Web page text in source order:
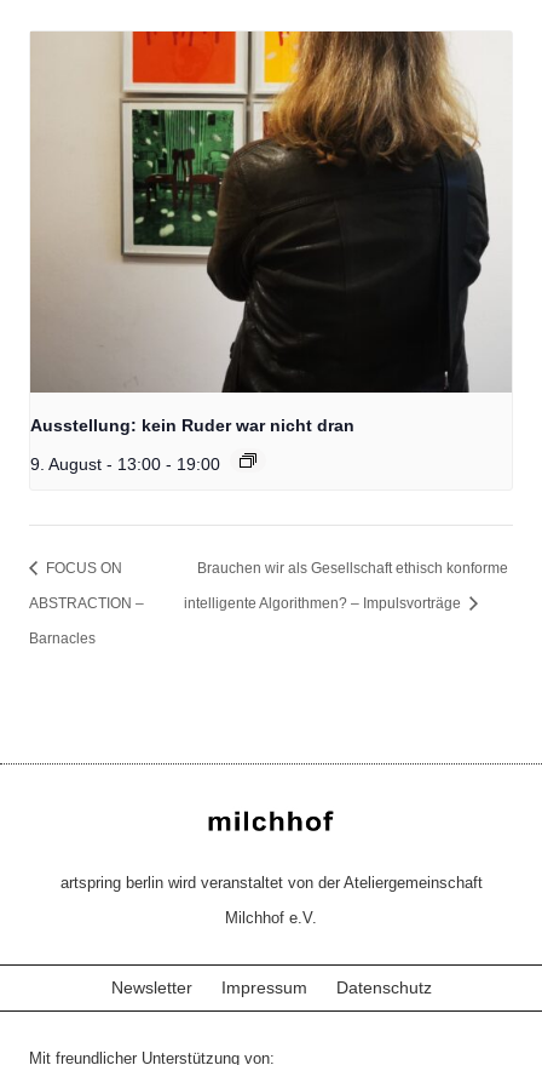
Ausstellung: kein Ruder war nicht dran
9. August - 13:00 - 19:00
FOCUS ON
ABSTRACTION –
Barnacles
Brauchen wir als Gesellschaft ethisch konforme
intelligente Algorithmen? – Impulsvorträge
artspring berlin wird veranstaltet von der Ateliergemeinschaft
Milchhof e.V.
Newsletter Impressum Datenschutz
Mit freundlicher Unterstützung von: